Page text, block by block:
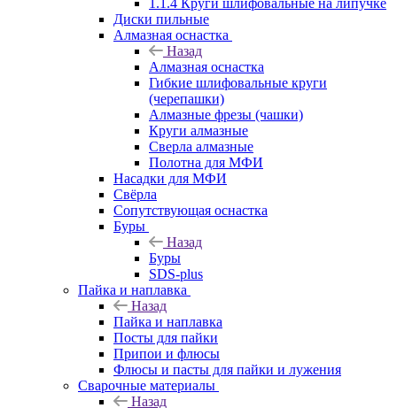
1.1.4 Круги шлифовальные на липучке
Диски пильные
Алмазная оснастка
Назад
Алмазная оснастка
Гибкие шлифовальные круги
(черепашки)
Алмазные фрезы (чашки)
Круги алмазные
Сверла алмазные
Полотна для МФИ
Насадки для МФИ
Свёрла
Сопутствующая оснастка
Буры
Назад
Буры
SDS-plus
Пайка и наплавка
Назад
Пайка и наплавка
Посты для пайки
Припои и флюсы
Флюсы и пасты для пайки и лужения
Сварочные материалы
Назад